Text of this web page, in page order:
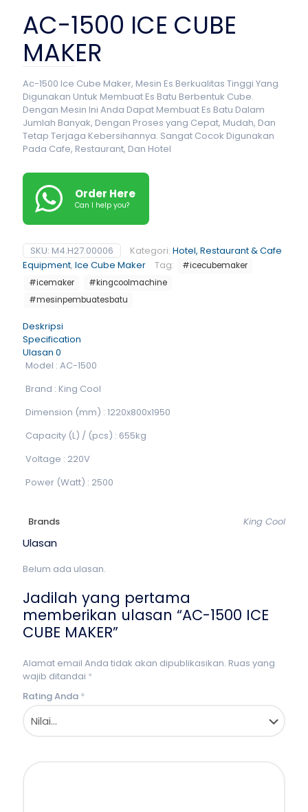
AC-1500 ICE CUBE
MAKER
Ac-1500 Ice Cube Maker, Mesin Es Berkualitas Tinggi Yang
Digunakan Untuk Membuat Es Batu Berbentuk Cube.
Dengan Mesin Ini Anda Dapat Membuat Es Batu Dalam
Jumlah Banyak, Dengan Proses yang Cepat, Mudah, Dan
Tetap Terjaga Kebersihannya. Sangat Cocok Digunakan
Pada Cafe, Restaurant, Dan Hotel
Order Here
Can I help you?
SKU: M4.H27.00006 Kategori: Hotel, Restaurant & Cafe
Equipment, Ice Cube Maker Tag:
#icecubemaker
#icemaker
#kingcoolmachine
#mesinpembuatesbatu
Deskripsi
Specification
Ulasan 0
Model : AC-1500
Brand : King Cool
Dimension (mm) : 1220x800x1950
Capacity (L) / (pcs) : 655kg
Voltage : 220V
Power (Watt) : 2500
Brands King Cool
Ulasan
Belum ada ulasan.
Jadilah yang pertama
memberikan ulasan “AC-1500 ICE
CUBE MAKER”
Alamat email Anda tidak akan dipublikasikan. Ruas yang
wajib ditandai *
Rating Anda *